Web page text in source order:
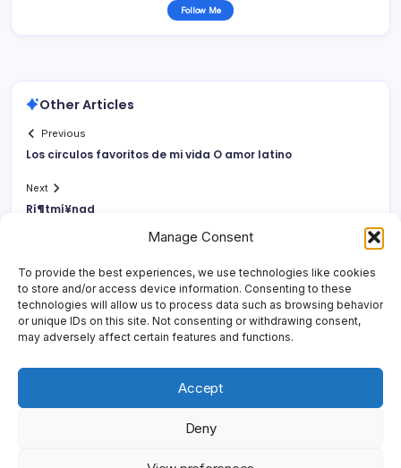
Manage Consent
To provide the best experiences, we use technologies like cookies
to store and/or access device information. Consenting to these
technologies will allow us to process data such as browsing behavior
or unique IDs on this site. Not consenting or withdrawing consent,
may adversely affect certain features and functions.
Accept
Deny
Follow Me
Other Articles
Previous
Los circulos favoritos de mi vida O amor latino
Next
Rí¶tmí¥nad
Yonder Lies It. All rights reserved.